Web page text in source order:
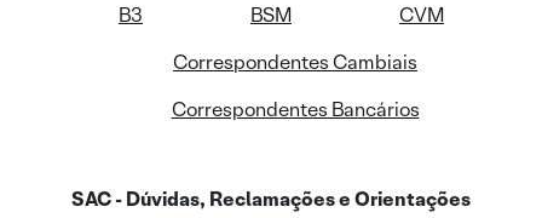
B3 BSM
CVM
Correspondentes Cambiais
Correspondentes Bancários
SAC - Dúvidas, Reclamações e Orientações